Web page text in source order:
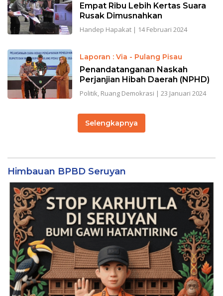
Empat Ribu Lebih Kertas Suara
Rusak Dimusnahkan
Handep Hapakat| 14 Februari 2024
Laporan : Via - Pulang Pisau
Penandatanganan Naskah
Perjanjian Hibah Daerah (NPHD)
Politik, Ruang Demokrasi | 23 Januari 2024
Selengkapnya
Himbauan BPBD Seruyan